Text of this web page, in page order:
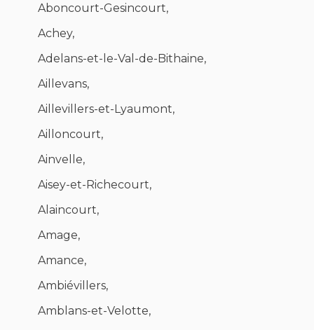
Aboncourt-Gesincourt,
Achey,
Adelans-et-le-Val-de-Bithaine,
Aillevans,
Aillevillers-et-Lyaumont,
Ailloncourt,
Ainvelle,
Aisey-et-Richecourt,
Alaincourt,
Amage,
Amance,
Ambiévillers,
Amblans-et-Velotte,